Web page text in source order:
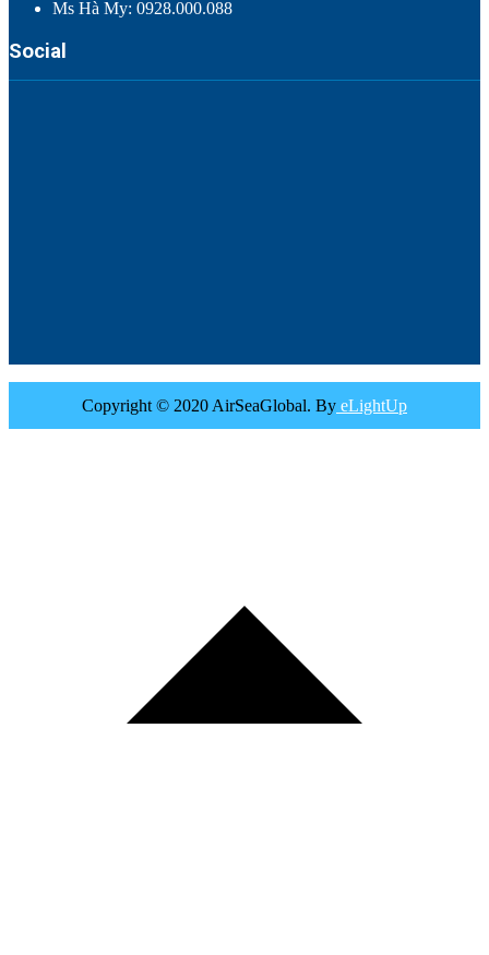
Ms Hà My: 0928.000.088
Social
Copyright © 2020 AirSeaGlobal. By eLightUp